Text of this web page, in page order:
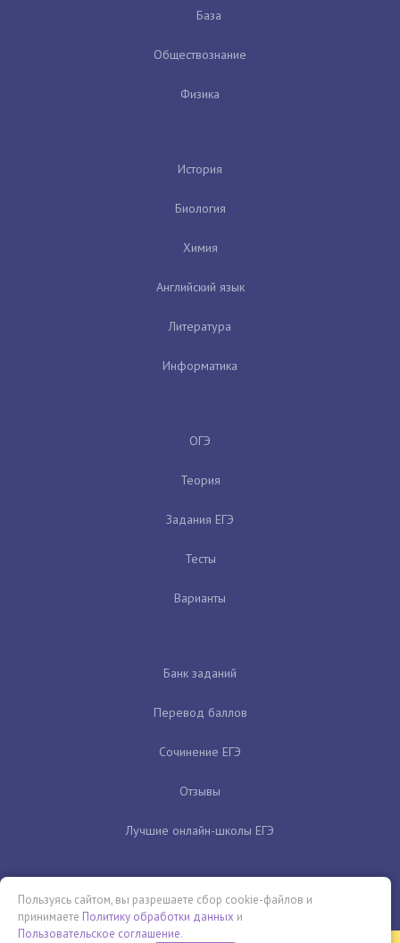
База
Обществознание
Физика
История
Биология
Химия
Английский язык
Литература
Информатика
ОГЭ
Теория
Задания ЕГЭ
Тесты
Варианты
Банк заданий
Перевод баллов
Сочинение ЕГЭ
Отзывы
Лучшие онлайн-школы ЕГЭ
Пользуясь сайтом, вы разрешаете сбор cookie-файлов и
принимаете Политику обработки данных и
Пользовательское соглашение.